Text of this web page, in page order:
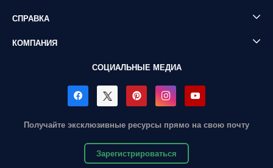
СПРАВКА
КОМПАНИЯ
СОЦИАЛЬНЫЕ МЕДИА
Получайте эксклюзивные ресурсы прямо на свою почту
Зарегистрироваться